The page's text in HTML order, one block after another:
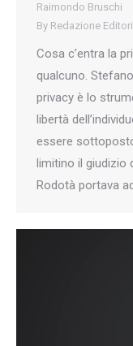
Raimondo Bruschi
By Redazione
Cosa c’entra la
qualcuno.
privacy è lo
libertà
essere
limitino il giudizio
Rodotà portava